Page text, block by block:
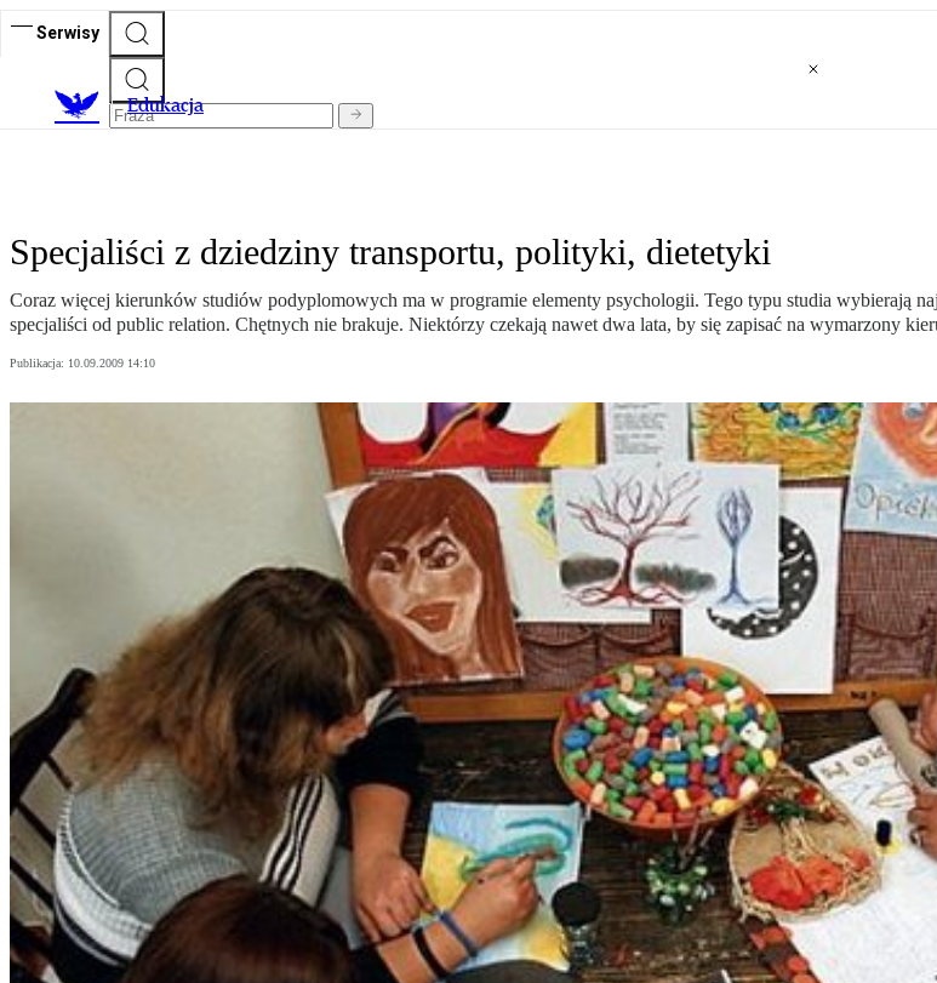
Serwisy
Edukacja
Specjaliści z dziedziny transportu, polityki, dietetyki
Coraz więcej kierunków studiów podyplomowych ma w programie elementy psychologii. Tego typu studia wybierają
specjaliści od public relation. Chętnych nie brakuje. Niektórzy czekają nawet dwa lata, by się zapisać na wymarzony
Publikacja: 10.09.2009 14:10